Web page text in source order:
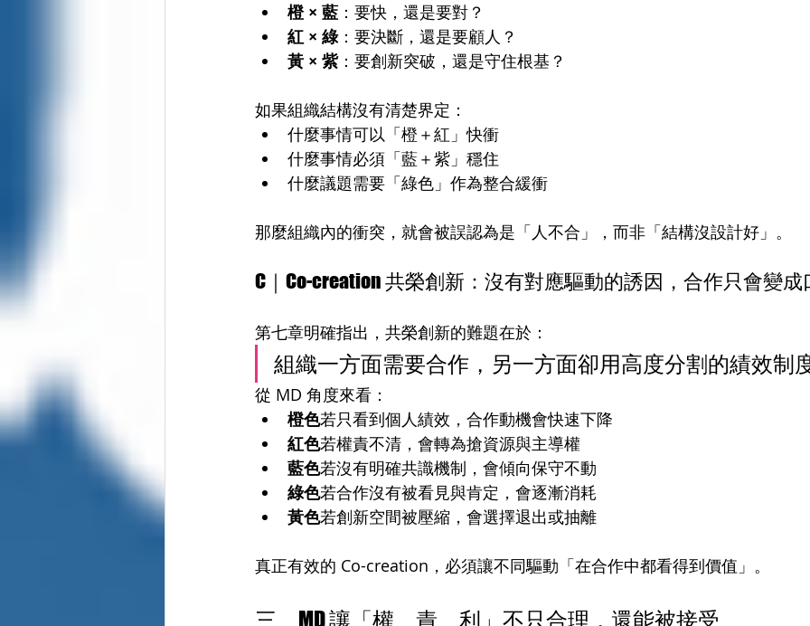
橙 × 藍 ：要快，還是要對？
紅 × 綠：要決斷，還是要顧人？
黃 × 紫：要創新突破，還是守住根基？
如果組織結構沒有清楚界定：
什麼事情可以「橙＋紅」快衝
什麼事情必須「藍＋紫」穩住
什麼議題需要「綠色」作為整合緩衝
那麼組織內的衝突，就會被誤認為是「人不合」，而非「結構沒設計好」。
C｜Co-creation 共榮創新：沒有對應驅動的誘因，合作只會變成
第七章明確指出，共榮創新的難題在於：
組織一方面需要合作，另一方面卻用高度分割的績效制
從 MD 角度來看：
橙色若只看到個人績效，合作動機會快速下降
紅色若權責不清，會轉為搶資源與主導權
藍色若沒有明確共識機制，會傾向保守不動
綠色若合作沒有被看見與肯定，會逐漸消耗
黃色若創新空間被壓縮，會選擇退出或抽離
真正有效的 Co-creation，必須讓不同驅動「在合作中都看得到價值」。
三、MD 讓「權、責、利」不只合理，還能被接受